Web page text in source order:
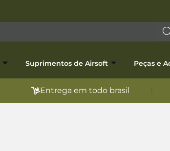
Suprimentos de Airsoft Peças e
Entrega em todo brasil